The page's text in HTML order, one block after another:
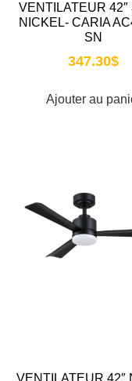
VENTILATEUR 42″
NICKEL- CARIA
SN
347.30$
Ajouter au
VENTILATEUR 42″